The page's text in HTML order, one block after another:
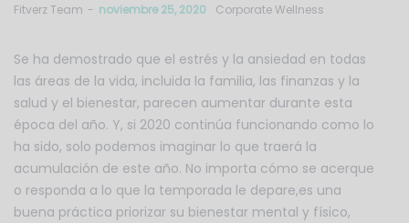
by
Fitverz Team noviembre 25, 2020 Corporate Wellness
Se ha demostrado que el estrés y la ansiedad en todas
las áreas de la vida, incluida la familia, las finanzas y la
salud y el bienestar, parecen aumentar durante esta
época del año. Y, si 2020 continúa funcionando como lo
ha sido, solo podemos imaginar lo que traerá la
acumulación de este año. No importa cómo se acerque
o responda a lo que la temporada le depare,es una
buena práctica priorizar su bienestar mental y físico,